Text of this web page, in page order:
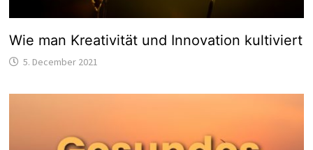
Wie man Kreativität und Innovation kultiviert
5. December 2021